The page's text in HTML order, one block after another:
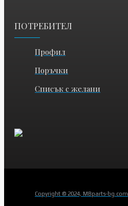
ПОТРЕБИТЕЛ
Профил
Поръчки
Списък с желани
Copyright © 2024, MBparts-bg.com